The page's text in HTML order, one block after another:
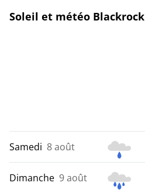
Soleil et météo Blackrock
Samedi 8 août
Dimanche 9 août